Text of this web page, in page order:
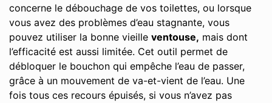
concerne le débouchage de vos toilettes, ou lorsque
vous avez des problèmes d’eau stagnante, vous
pouvez utiliser la bonne vieille ventouse, mais dont
l’efficacité est aussi limitée. Cet outil permet de
débloquer le bouchon qui empêche l’eau de passer,
grâce à un mouvement de va-et-vient de l’eau. Une
fois tous ces recours épuisés, si vous n’avez pas